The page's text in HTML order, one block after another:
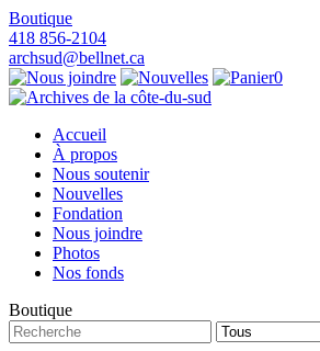
Boutique
418 856-2104
archsud@bellnet.ca
0
Accueil
À propos
Nous soutenir
Nouvelles
Fondation
Nous joindre
Photos
Nos fonds
Boutique